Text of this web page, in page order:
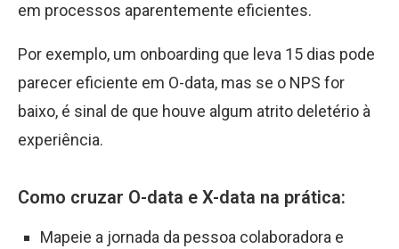
em processos aparentemente eficientes.
Por exemplo, um onboarding que leva 15 dias pode
parecer eficiente em O-data, mas se o NPS for
baixo, é sinal de que houve algum atrito deletério à
experiência.
Como cruzar O-data e X-data na prática:
Mapeie a jornada da pessoa colaboradora e